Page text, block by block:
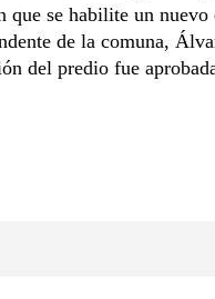
que se habilite un
de la comuna,
del predio fue